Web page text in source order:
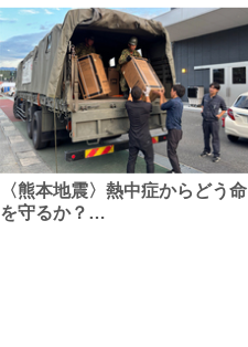
〈熊本地震〉熱中症からどう命
を守るか？…